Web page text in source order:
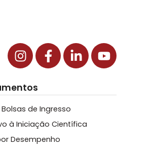
de Ingresso
à Iniciação Científica
Desempenho